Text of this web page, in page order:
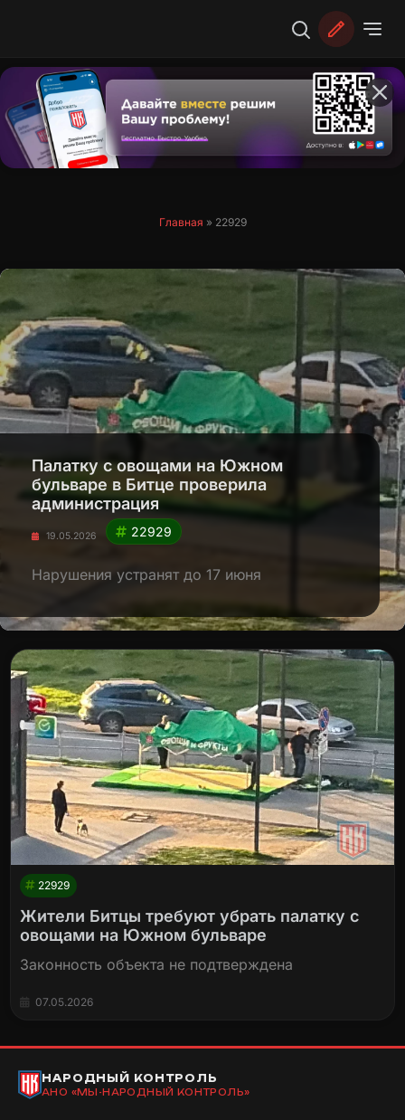
Главная » 22929
Палатку с овощами на Южном
бульваре в Битце проверила
администрация
19.05.2026 22929
Нарушения устранят до 17 июня
22929
Жители Битцы требуют убрать палатку с
овощами на Южном бульваре
Законность объекта не подтверждена
07.05.2026
НАРОДНЫЙ КОНТРОЛЬ
АНО «МЫ-НАРОДНЫЙ КОНТРОЛЬ»